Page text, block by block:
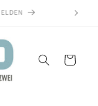
ZWEI
Warenkorb